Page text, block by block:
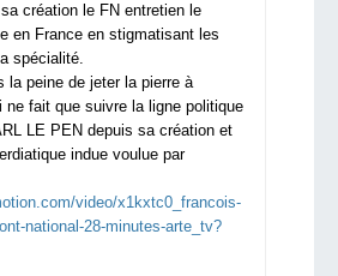
création le FN entretien le
en France en stigmatisant les
spécialité.
la peine de jeter la pierre à
ne fait que suivre la ligne politique
LE PEN depuis sa création et
indue voulue par
video/x1kxtc0_francois-
national-28-minutes-arte_tv?